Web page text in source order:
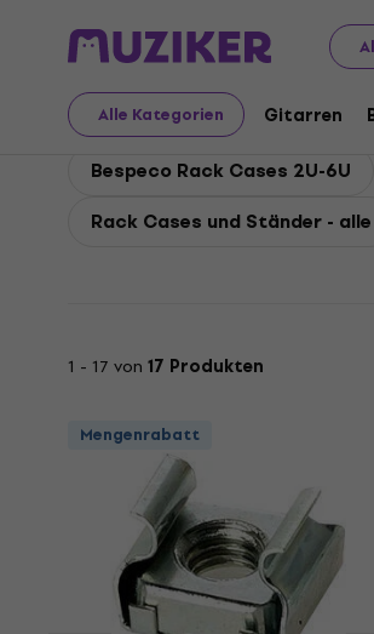
Alle Kategorien Gitarren
Bespeco Zubehör Taschen,
Bespeco
Bespeco Rack Cases 2U-6U
Rack Cases und Ständer - alle
1 - 17 von 17 Produkten
Mengenrabatt